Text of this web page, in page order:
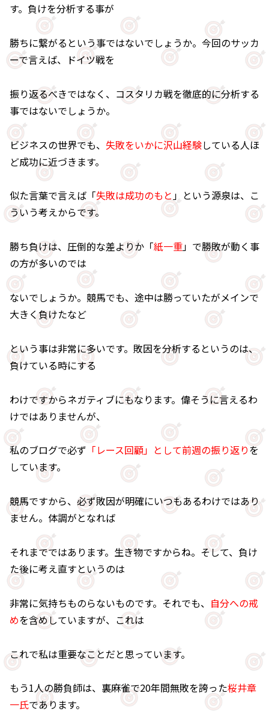
す。負けを分析する事が
勝ちに繋がるという事ではないでしょうか。今回のサッカ
ーで言えば、ドイツ戦を
振り返るべきではなく、コスタリカ戦を徹底的に分析する
事ではないでしょうか。
ビジネスの世界でも、 失敗をいかに沢山経験している人ほ
ど成功に近づきます。
似た言葉で言えば「失敗は成功のもと」という源泉は、こ
ういう考えからです。
勝ち負けは、圧倒的な差よりか「紙一重」で勝敗が動く事
の方が多いのでは
ないでしょうか。競馬でも、途中は勝っていたがメインで
大きく負けたなど
という事は非常に多いです。敗因を分析するというのは、
負けている時にする
わけですからネガティブにもなります。偉そうに言えるわ
けではありませんが、
私のブログで必ず 「レース回顧」として前週の振り返りを
しています。
競馬ですから、必ず敗因が明確にいつもあるわけではあり
ません。体調がとなれば
それまでではあります。生き物ですからね。そして、負け
た後に考え直すというのは
非常に気持ちものらないものです。それでも、 自分への戒
めを含めしていますが、これは
これで私は重要なことだと思っています。
もう1人の勝負師は、裏麻雀で20年間無敗を誇った桜井章
一氏であります。